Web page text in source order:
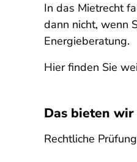
In das Mietrecht
dann nicht, wenn
Energieberatung.
Hier finden Sie
Das bieten wir
Rechtliche